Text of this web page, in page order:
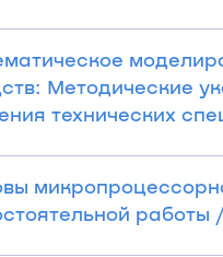
Методические
технических
работы